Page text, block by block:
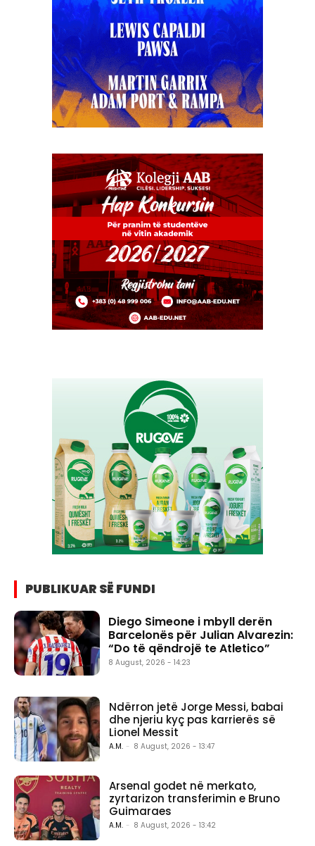
PUBLIKUAR SË FUNDI
Diego Simeone i mbyll derën
Barcelonës për Julian Alvarezin:
“Do të qëndrojë te Atletico”
8 August, 2026 - 14:23
Ndërron jetë Jorge Messi, babai
dhe njeriu kyç pas karrierës së
Lionel Messit
A.M. - 8 August, 2026 - 13:47
Arsenal godet në merkato,
zyrtarizon transferimin e Bruno
Guimaraes
A.M. - 8 August, 2026 - 13:42